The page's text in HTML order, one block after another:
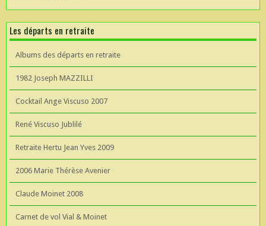
Les départs en retraite
Albums des départs en retraite
1982 Joseph MAZZILLI
Cocktail Ange Viscuso 2007
René Viscuso Jublilé
Retraite Hertu Jean Yves 2009
2006 Marie Thérèse Avenier
Claude Moinet 2008
Carnet de vol Vial & Moinet